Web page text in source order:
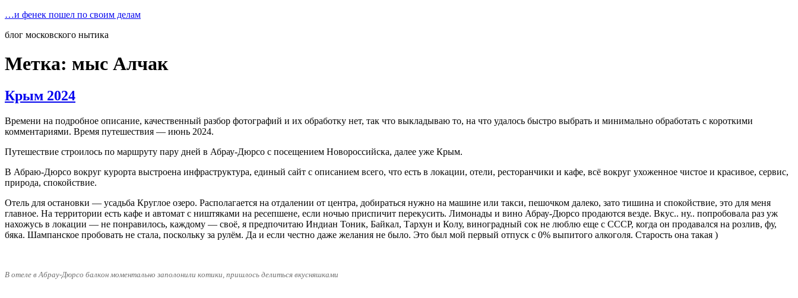
Перейти
содержимому
…и фенек пошел по своим делам
блог московского нытика
Метка: мыс Алчак
Крым 2024
Времени на подробное описание, качественный разбор фотографий и их обработку нет, так что выкладываю то, на что удалось быстро выбрать и минимально обработать с короткими
комментариями. Время путешествия — июнь 2024.
Путешествие строилось по маршруту пару дней в Абрау-Дюрсо с посещением Новороссийска, далее уже Крым.
В Абраю-Дюрсо вокруг курорта выстроена инфраструктура, единый сайт с описанием всего, что есть в локации, отели, ресторанчики и кафе, всё вокруг ухоженное чистое и красивое, сервис,
природа, спокойствие.
Отель для остановки — усадьба Круглое озеро. Располагается на отдалении от центра, добираться нужно на машине или такси, пешочком далеко, зато тишина и спокойствие, это для меня
главное. На территории есть кафе и автомат с ништяками на ресепшене, если ночью приспичит перекусить. Лимонады и вино Абрау-Дюрсо продаются везде. Вкус.. ну.. попробовала раз уж
нахожусь в локации — не понравилось, каждому — своё, я предпочитаю Индиан Тоник, Байкал, Тархун и Колу, виноградный сок не люблю еще с СССР, когда он продавался на розлив, фу,
бяка. Шампанское пробовать не стала, поскольку за рулём. Да и если честно даже желания не было. Это был мой первый отпуск с 0% выпитого алкоголя. Старость она такая )
В отеле в Абрау-Дюрсо балкон моментально заполонили котики, пришлось делиться вкусняшками